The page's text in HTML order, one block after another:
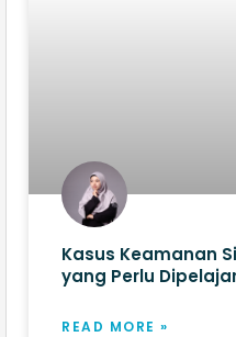
Kasus Keamanan
yang Perlu
READ MORE »